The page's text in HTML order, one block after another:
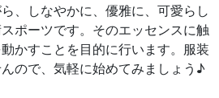
、しなやかに、優雅に、可愛らし
ポーツです。そのエッセンスに触
かすことを目的に行います。服装
ので、気軽に始めてみましょう♪